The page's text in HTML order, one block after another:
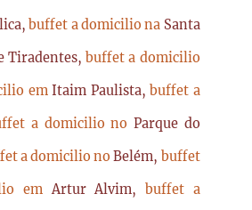
buffet a domicilio na Santa
Tiradentes,buffet a domicilio
emItaim Paulista,buffet a
a domicilio no Parque do
a domicilio noBelém, buffet
emArtur Alvim, buffet a